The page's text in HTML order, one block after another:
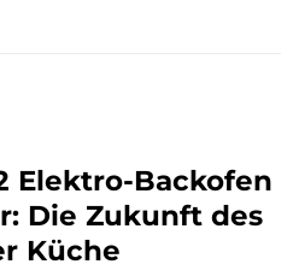
Elektro-Backofen
Die Zukunft des
Küche